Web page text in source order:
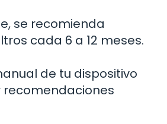
se recomienda
cada 6 a 12 meses.
de tu dispositivo